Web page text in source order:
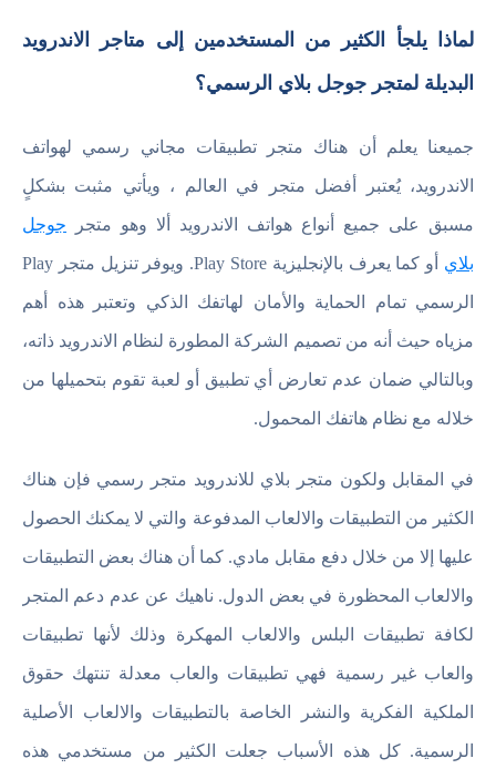
لماذا يلجأ الكثير من المستخدمين إلى متاجر الاندرويد
البديلة لمتجر جوجل بلاي الرسمي؟
جميعنا يعلم أن هناك متجر تطبيقات مجاني رسمي لهواتف
الاندرويد، يُعتبر أفضل متجر في العالم ، ويأتي مثبت بشكلٍ
مسبق على جميع أنواع هواتف الاندرويد ألا وهو متجر جوجل
بلاي أو كما يعرف بالإنجليزية Play Store. ويوفر تنزيل متجر Play
الرسمي تمام الحماية والأمان لهاتفك الذكي وتعتبر هذه أهم
مزياه حيث أنه من تصميم الشركة المطورة لنظام الاندرويد ذاته،
وبالتالي ضمان عدم تعارض أي تطبيق أو لعبة تقوم بتحميلها من
خلاله مع نظام هاتفك المحمول.
في المقابل ولكون متجر بلاي للاندرويد متجر رسمي فإن هناك
الكثير من التطبيقات والالعاب المدفوعة والتي لا يمكنك الحصول
عليها إلا من خلال دفع مقابل مادي. كما أن هناك بعض التطبيقات
والالعاب المحظورة في بعض الدول. ناهيك عن عدم دعم المتجر
لكافة تطبيقات البلس والالعاب المهكرة وذلك لأنها تطبيقات
والعاب غير رسمية فهي تطبيقات والعاب معدلة تنتهك حقوق
الملكية الفكرية والنشر الخاصة بالتطبيقات والالعاب الأصلية
الرسمية. كل هذه الأسباب جعلت الكثير من مستخدمي هذه